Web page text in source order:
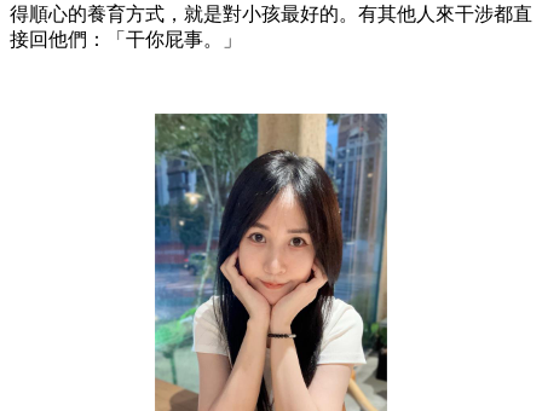
得順心的養育方式，就是對小孩最好的。有其他人來干涉都直
接回他們：「干你屁事。」